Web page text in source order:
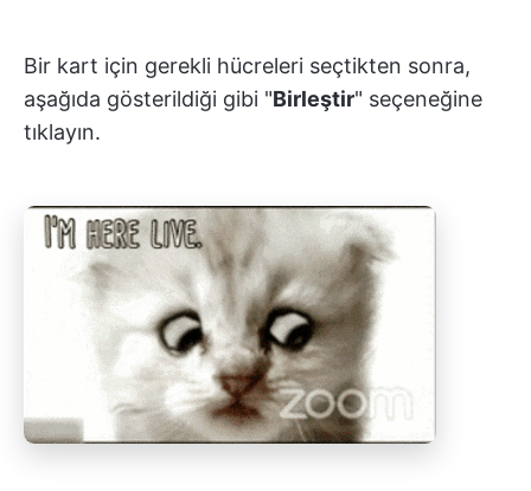
Bir kart için gerekli hücreleri seçtikten sonra,
aşağıda gösterildiği gibi "Birleştir" seçeneğine
tıklayın.